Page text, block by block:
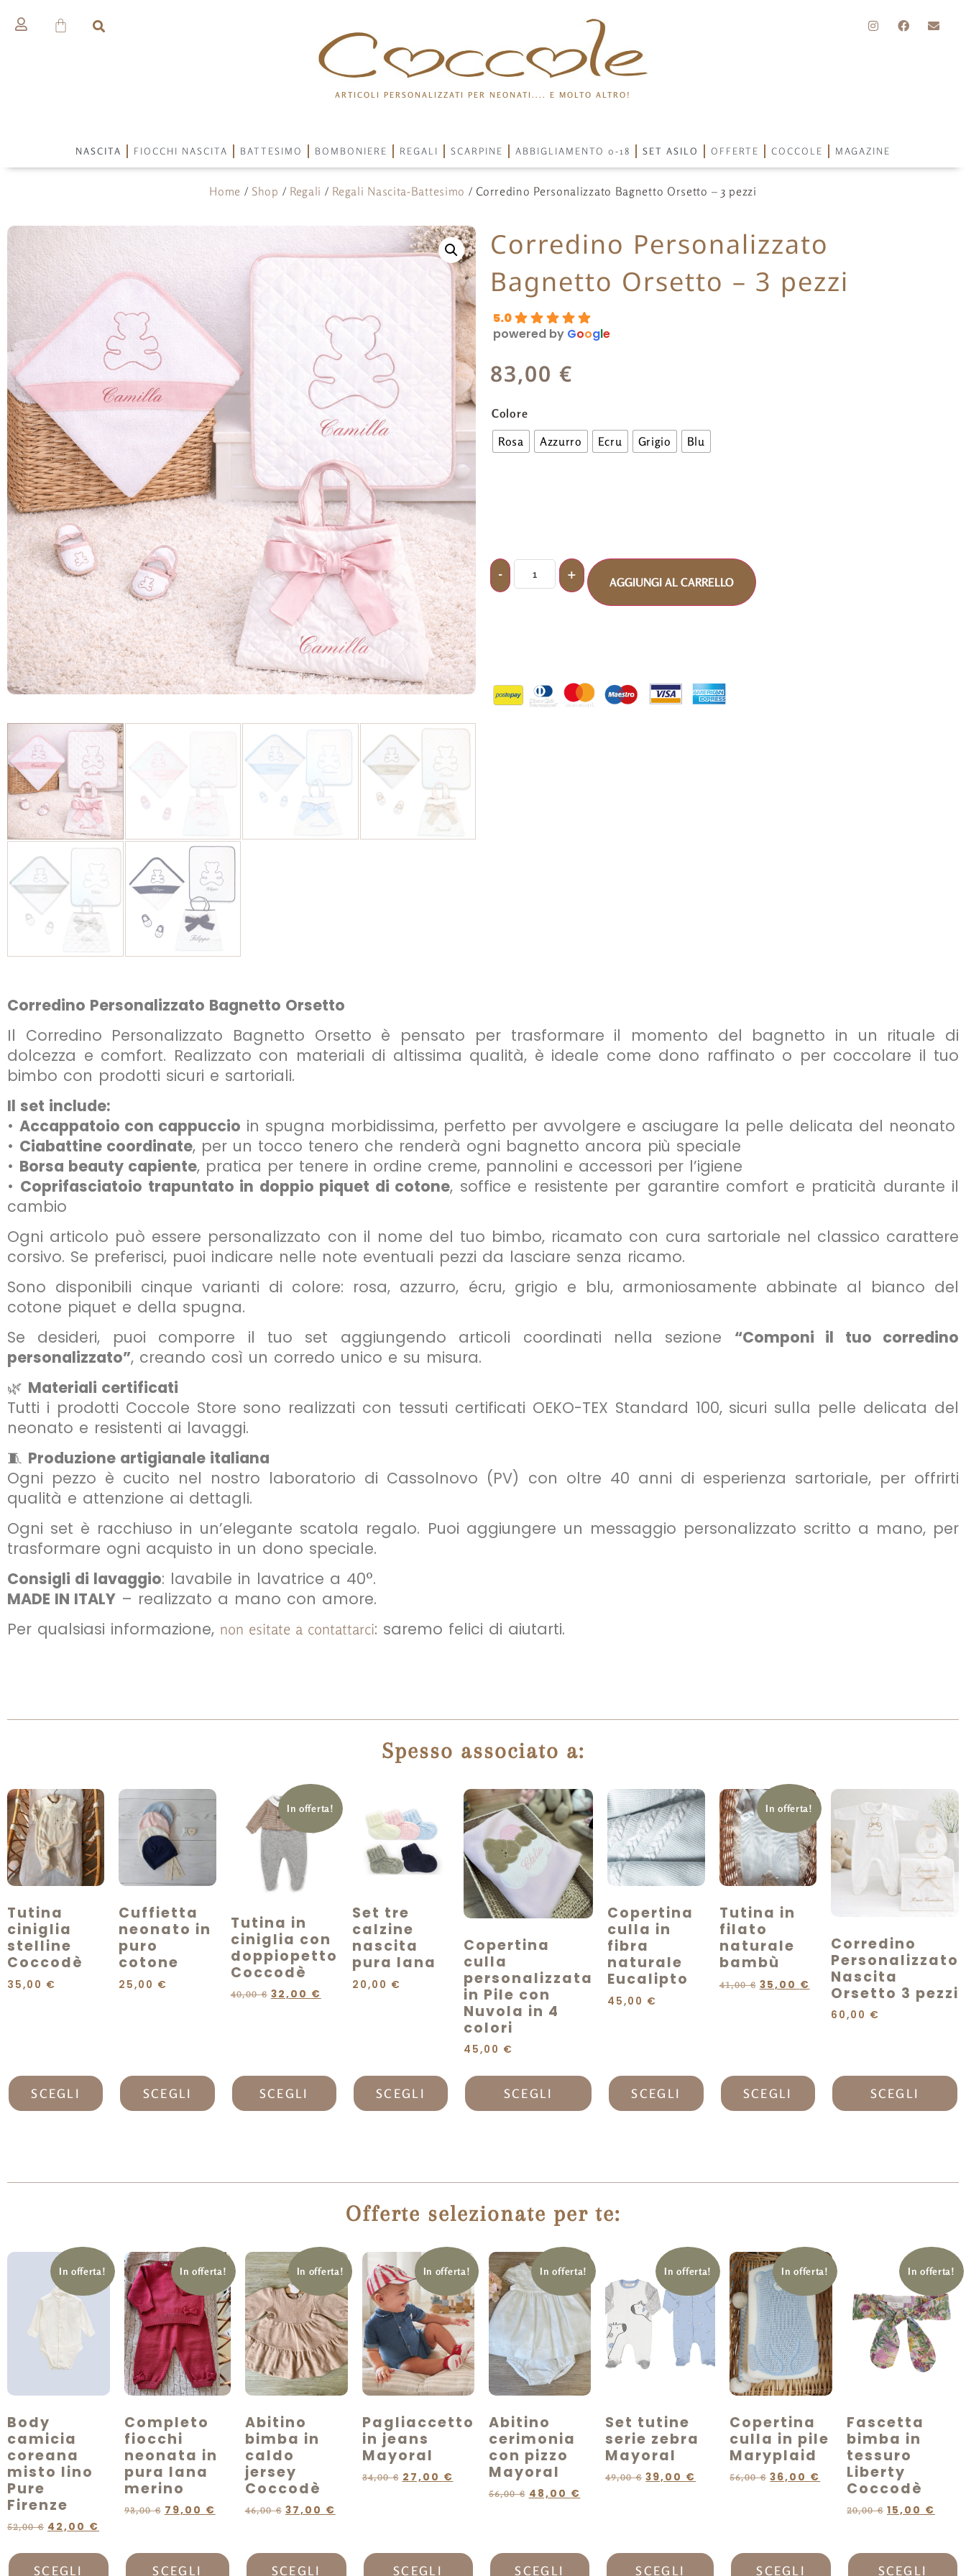
ARTICOLI PERSONALIZZATI PER NEONATI.... E MOLTO ALTRO!
NASCITA FIOCCHI NASCITA BATTESIMO BOMBONIERE REGALI SCARPINE ABBIGLIAMENTO 0-18 SET ASILO OFFERTE COCCOLE MAGAZINE
Home / Shop / Regali / Regali Nascita-Battesimo / Corredino Personalizzato Bagnetto Orsetto – 3 pezzi
Corredino Personalizzato
Bagnetto Orsetto – 3 pezzi
5.0
powered by Google
83,00 €
Colore
Rosa
Azzurro Ecru Grigio Blu
AGGIUNGI AL CARRELLO
Corredino Personalizzato Bagnetto Orsetto
Il Corredino Personalizzato Bagnetto Orsetto è pensato per trasformare il momento del bagnetto in un rituale di
dolcezza e comfort. Realizzato con materiali di altissima qualità, è ideale come dono raffinato o per coccolare il tuo
bimbo con prodotti sicuri e sartoriali.
Il set include:
• Accappatoio con cappuccio in spugna morbidissima, perfetto per avvolgere e asciugare la pelle delicata del neonato
• Ciabattine coordinate, per un tocco tenero che renderà ogni bagnetto ancora più speciale
• Borsa beauty capiente, pratica per tenere in ordine creme, pannolini e accessori per l’igiene
• Coprifasciatoio trapuntato in doppio piquet di cotone, soffice e resistente per garantire comfort e praticità durante il
cambio
Ogni articolo può essere personalizzato con il nome del tuo bimbo, ricamato con cura sartoriale nel classico carattere
corsivo. Se preferisci, puoi indicare nelle note eventuali pezzi da lasciare senza ricamo.
Sono disponibili cinque varianti di colore: rosa, azzurro, écru, grigio e blu, armoniosamente abbinate al bianco del
cotone piquet e della spugna.
Se desideri, puoi comporre il tuo set aggiungendo articoli coordinati nella sezione “Componi il tuo corredino
personalizzato”, creando così un corredo unico e su misura.
🌿 Materiali certificati
Tutti i prodotti Coccole Store sono realizzati con tessuti certificati OEKO-TEX Standard 100, sicuri sulla pelle delicata del
neonato e resistenti ai lavaggi.
🧵 Produzione artigianale italiana
Ogni pezzo è cucito nel nostro laboratorio di Cassolnovo (PV) con oltre 40 anni di esperienza sartoriale, per offrirti
qualità e attenzione ai dettagli.
Ogni set è racchiuso in un’elegante scatola regalo. Puoi aggiungere un messaggio personalizzato scritto a mano, per
trasformare ogni acquisto in un dono speciale.
Consigli di lavaggio: lavabile in lavatrice a 40°.
MADE IN ITALY – realizzato a mano con amore.
Per qualsiasi informazione, non esitate a contattarci: saremo felici di aiutarti.
Spesso associato a:
Tutina
ciniglia
stelline
Coccodè
35,00 €
SCEGLI
Cuffietta
neonato in
puro
cotone
25,00 €
SCEGLI
In offerta!
Tutina in
ciniglia con
doppiopetto
Coccodè
40,00€ 32,00 €
SCEGLI
Set tre
calzine
nascita
pura lana
20,00 €
SCEGLI
Copertina
culla
personalizzata
in Pile con
Nuvola in 4
colori
45,00 €
SCEGLI
Copertina
culla in
fibra
naturale
Eucalipto
45,00 €
SCEGLI
In offerta!
Tutina in
filato
naturale
bambù
41,00€ 35,00 €
SCEGLI
Corredino
Personalizzato
Nascita
Orsetto 3 pezzi
60,00 €
SCEGLI
Offerte selezionate per te:
In offerta!
Body
camicia
coreana
misto lino
Pure
Firenze
52,00€ 42,00 €
SCEGLI
In offerta!
Completo
fiocchi
neonata in
pura lana
merino
93,00€ 79,00 €
SCEGLI
In offerta!
Abitino
bimba in
caldo
jersey
Coccodè
46,00€ 37,00 €
SCEGLI
In offerta!
Pagliaccetto
in jeans
Mayoral
34,00€ 27,00 €
SCEGLI
In offerta!
Abitino
cerimonia
con pizzo
Mayoral
56,00€ 48,00 €
SCEGLI
In offerta!
Set tutine
serie zebra
Mayoral
49,00€ 39,00 €
SCEGLI
In offerta!
Copertina
culla in pile
Maryplaid
56,00€ 36,00 €
SCEGLI
In offerta!
Fascetta
bimba in
tessuro
Liberty
Coccodè
20,00€ 15,00 €
SCEGLI